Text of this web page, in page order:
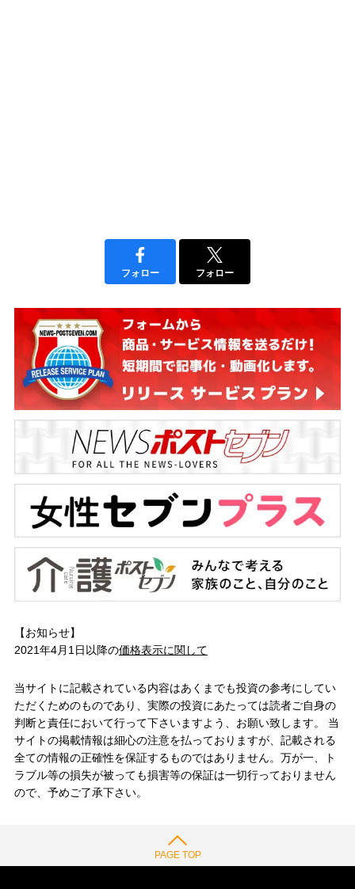
フォロー フォロー
【お知らせ】
2021年4月1日以降の価格表示に関して
当サイトに記載されている内容はあくまでも投資の参考にしてい
ただくためのものであり、実際の投資にあたっては読者ご自身の
判断と責任において行って下さいますよう、お願い致します。 当
サイトの掲載情報は細心の注意を払っておりますが、記載される
全ての情報の正確性を保証するものではありません。万が一、ト
ラブル等の損失が被っても損害等の保証は一切行っておりません
ので、予めご了承下さい。
PAGE TOP